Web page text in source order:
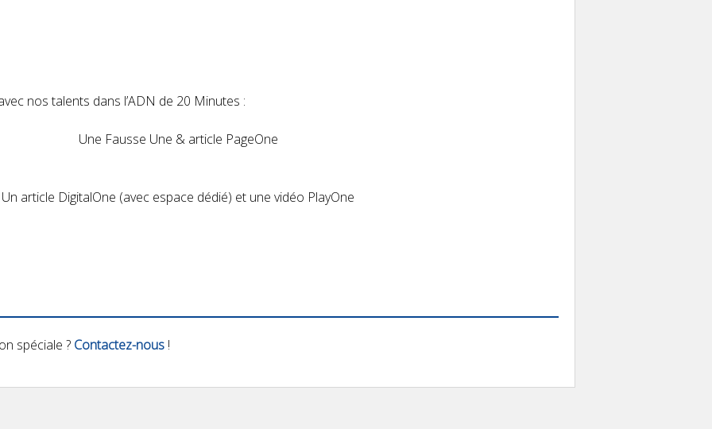
nos talents dans l’ADN de 20 Minutes :
Une Fausse Une & article PageOne
Un article DigitalOne (avec espace dédié) et une vidéo PlayOne
spéciale ? Contactez-nous !